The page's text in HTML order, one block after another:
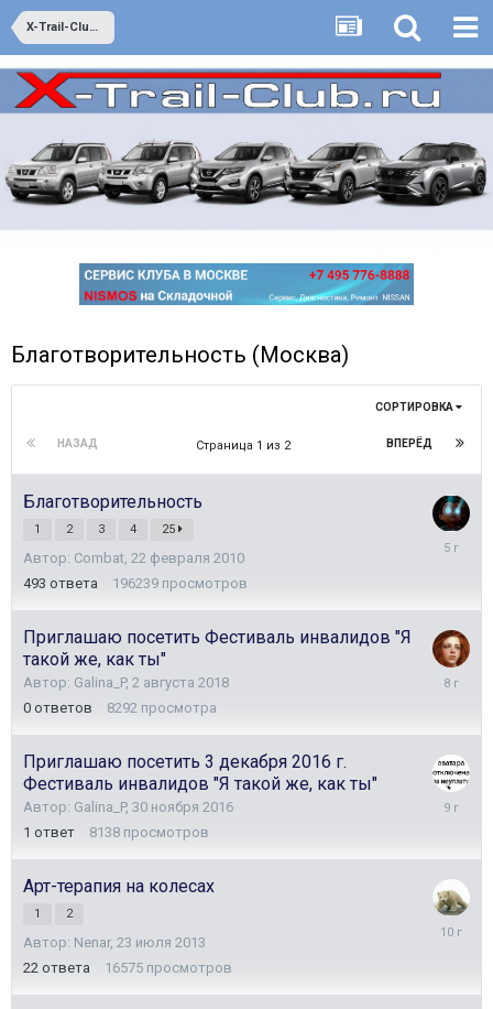
X-Trail-Club Москва
Благотворительность (Москва)
СОРТИРОВКА
НАЗАД ВПЕРЁД
Страница 1 из 2
Благотворительность
1 2 3 4 25
Автор: Combat 22 февраля 2010
493 ответа 196239 просмотров
25
Приглашаю посетить Фестиваль инвалидов "Я
такой же, как ты"
Автор: Galina_P, 2 августа 2018
0 ответов 8292 просмотра
Приглашаю посетить 3 декабря 2016 г.
Фестиваль инвалидов "Я такой же, как ты"
Автор: Galina_P, 30 ноября 2016
1 ответ 8138 просмотров
Арт-терапия на колесах
1 2
Автор: Nenar, 23 июля 2013
22 ответа 16575 просмотров
27